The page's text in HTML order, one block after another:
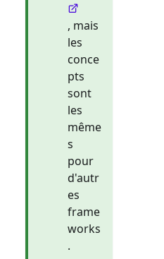
, mais
les
conce
pts
sont
les
même
s
pour
d'autr
es
frame
works
.